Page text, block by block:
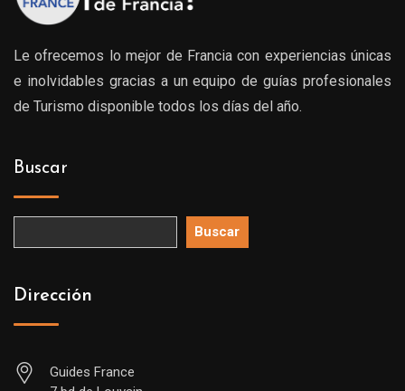
Le ofrecemos lo mejor de Francia con experiencias únicas
e inolvidables gracias a un equipo de guías profesionales
de Turismo disponible todos los días del año.
Buscar
Buscar
Dirección
Guides France